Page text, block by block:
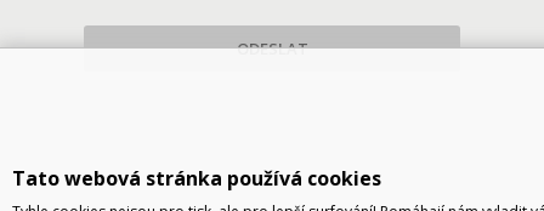
ODESLAT
Tato webová stránka používá cookies